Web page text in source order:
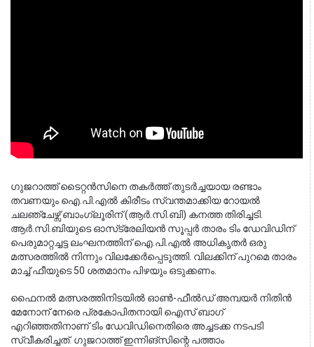
ഗുജറാത്ത് ടൈറ്റൻസിനെ തകർത്ത് തുടർച്ചയായ രണ്ടാം
തവണയും ഐ.പി.എൽ കിരീടം സ്വന്തമാക്കിയ റോയൽ
ചലഞ്ചേഴ്സ് ബാംഗ്ലൂരിന് (ആർ.സി.ബി) കനത്ത തിരിച്ചടി.
ആർ.സി.ബിയുടെ ഓസ്‌ട്രേലിയൻ സൂപ്പർ താരം ടിം ഡേവിഡിന്
പെരുമാറ്റച്ചട്ട ലംഘനത്തിന് ഐ.പി.എൽ അധികൃതർ ഒരു
മത്സരത്തിൽ നിന്നും വിലക്കേർപ്പെടുത്തി. വിലക്കിന് പുറമെ താരം
മാച്ച് ഫീയുടെ 50 ശതമാനം പിഴയും ഒടുക്കണം.
ഫൈനൽ മത്സരത്തിനിടയിൽ ഓൺ-ഫീൽഡ് അമ്പയർ നിതിൻ
മേനോന് നേരെ പ്രകോപിതനായി ഐസ് ബാഗ്
എറിഞ്ഞതിനാണ് ടിം ഡേവിഡിനെതിരെ അച്ചടക്ക നടപടി
സ്വീകരിച്ചത്. ഗുജറാത്ത് ഇന്നിങ്സിന്റെ പത്താം